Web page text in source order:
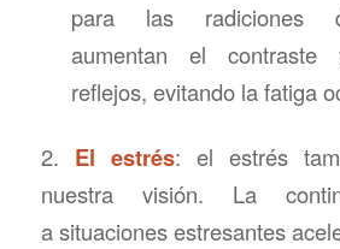
para las radiciones
aumentan el
reflejos, evitando la fatiga
2. El estrés: el estrés
nuestra visión. La
a situaciones estresantes